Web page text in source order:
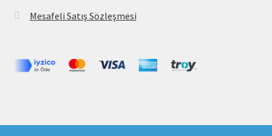
Mesafeli Satış Sözleşmesi